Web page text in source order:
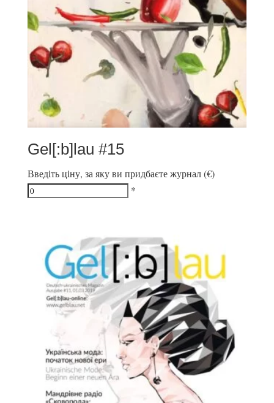
Gel[:b]lau #15
Введіть ціну, за яку ви придбаєте журнал (€)
*